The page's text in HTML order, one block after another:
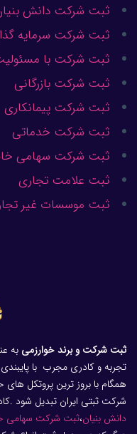
ثبت شرکت دانش
ثبت شرکت سرمایه
ثبت شرکت با
ثبت شرکت بازرگانی
ثبت شرکت پیمانکاری
ثبت شرکت خدماتی
ثبت شرکت سهامی
ثبت علامت تجاری
ثبت موسسات غیر
ثبت شرکت و برند خوارزمی به
تجربه و کادری مجرب با
همگام با بروز ترین پروتکل
شرکت ثبتی ایران تبدیل شود
دانش بنیان،ثبت شرکت